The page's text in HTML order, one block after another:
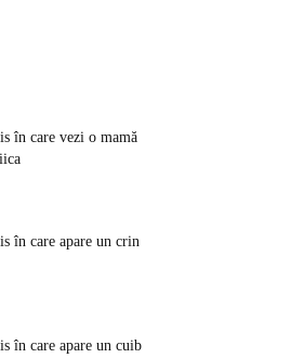
în care vezi o mamă
în care apare un crin
în care apare un cuib